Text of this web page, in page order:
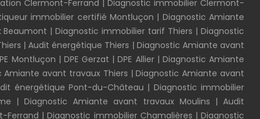
Clermont-Ferrand |Diagnostic immobilier Clermont-
immobilier certifié Montluçon | Diagnostic Amiante
Beaumont |Diagnostic immobilier tarif Thiers |Diagnostic
|Audit énergétique Thiers | Diagnostic Amiante avant
Montluçon | DPE Gerzat |DPE Allier| Diagnostic Amiante
Amiante avant travaux Thiers |Diagnostic Amiante avant
énergétique Pont-du-Château | Diagnostic immobilier
| Diagnostic Amiante avant travaux Moulins |Audit
Ferrand |Diagnostic immobilier Chamalières |Diagnostic